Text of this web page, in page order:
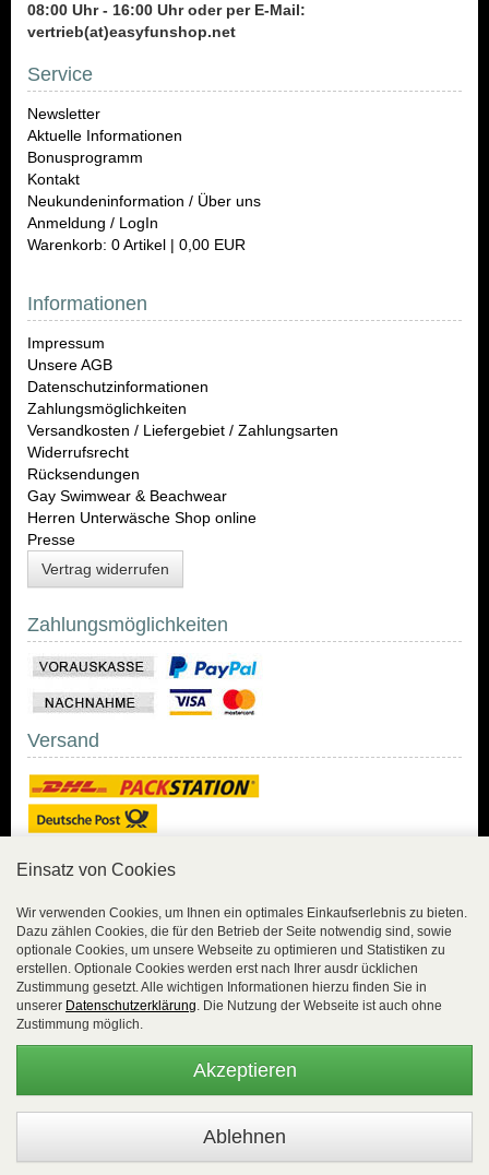
08:00 Uhr - 16:00 Uhr oder per E-Mail:
vertrieb(at)easyfunshop.net
Service
Newsletter
Aktuelle Informationen
Bonusprogramm
Kontakt
Neukundeninformation / Über uns
Anmeldung / LogIn
Warenkorb: 0 Artikel | 0,00 EUR
Informationen
Impressum
Unsere AGB
Datenschutzinformationen
Zahlungsmöglichkeiten
Versandkosten / Liefergebiet / Zahlungsarten
Widerrufsrecht
Rücksendungen
Gay Swimwear & Beachwear
Herren Unterwäsche Shop online
Presse
Vertrag widerrufen
Zahlungsmöglichkeiten
Versand
Sicher Einkaufen mit
Trusted Shops und
Geld-zurück-Garantie.
lückenlos verschlüsselt
übertragen.
Die Shop-Server sind PCI-zertifiziert.
Einsatz von Cookies
Wir verwenden Cookies, um Ihnen ein optimales Einkaufserlebnis zu bieten.
Dazu zählen Cookies, die für den Betrieb der Seite notwendig sind, sowie
optionale Cookies, um unsere Webseite zu optimieren und Statistiken zu
erstellen. Optionale Cookies werden erst nach Ihrer ausdr ücklichen
Zustimmung gesetzt. Alle wichtigen Informationen hierzu finden Sie in
unserer Datenschutzerklärung. Die Nutzung der Webseite ist auch ohne
Zustimmung möglich.
Akzeptieren